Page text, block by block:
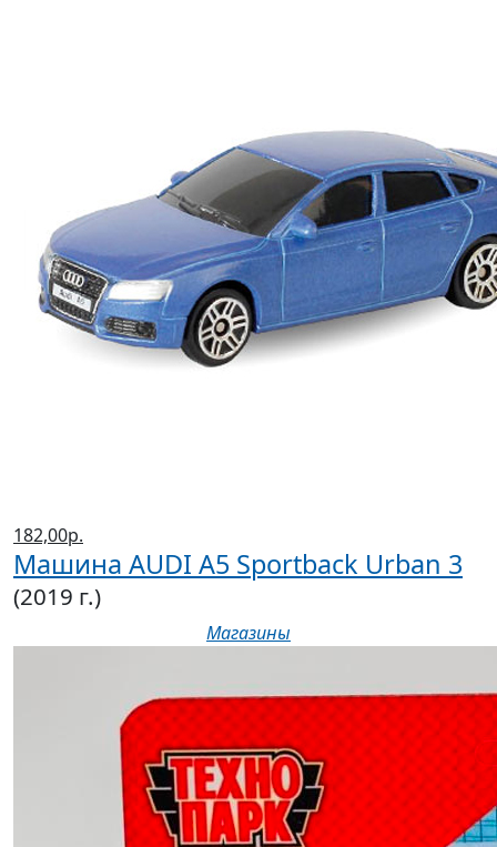
182,00р.
Машина AUDI A5 Sportback Urban 3
(2019 г.)
Магазины